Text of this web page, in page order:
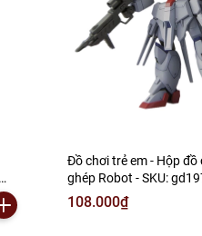
Đồ chơi trẻ em - Hộp đồ
ghép Robot - SKU: gd197 -
006-01-60) - N2-E1-S8
108.000₫